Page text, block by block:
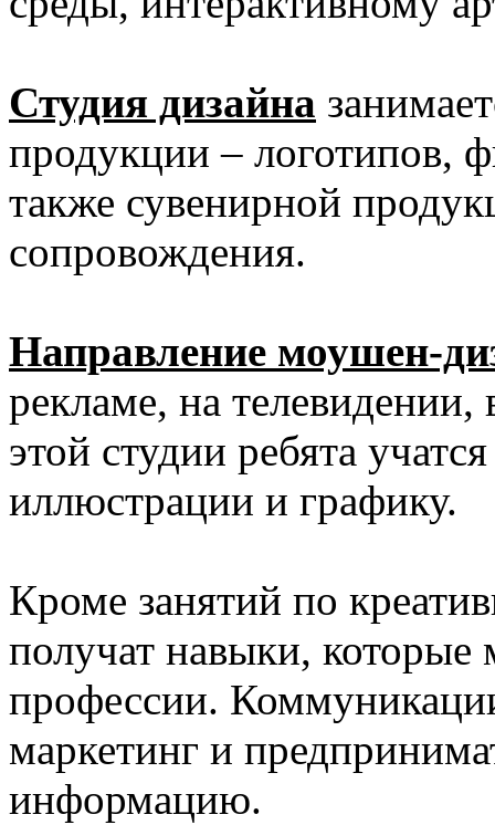
Студия дизайна
продукции – логотипов,
также сувенирной
сопровождения.
Направление моушен-
рекламе, на
этой студии ребята
иллюстрации и графику.
Кроме занятий по
получат навыки, которые
профессии.
маркетинг и
информацию.